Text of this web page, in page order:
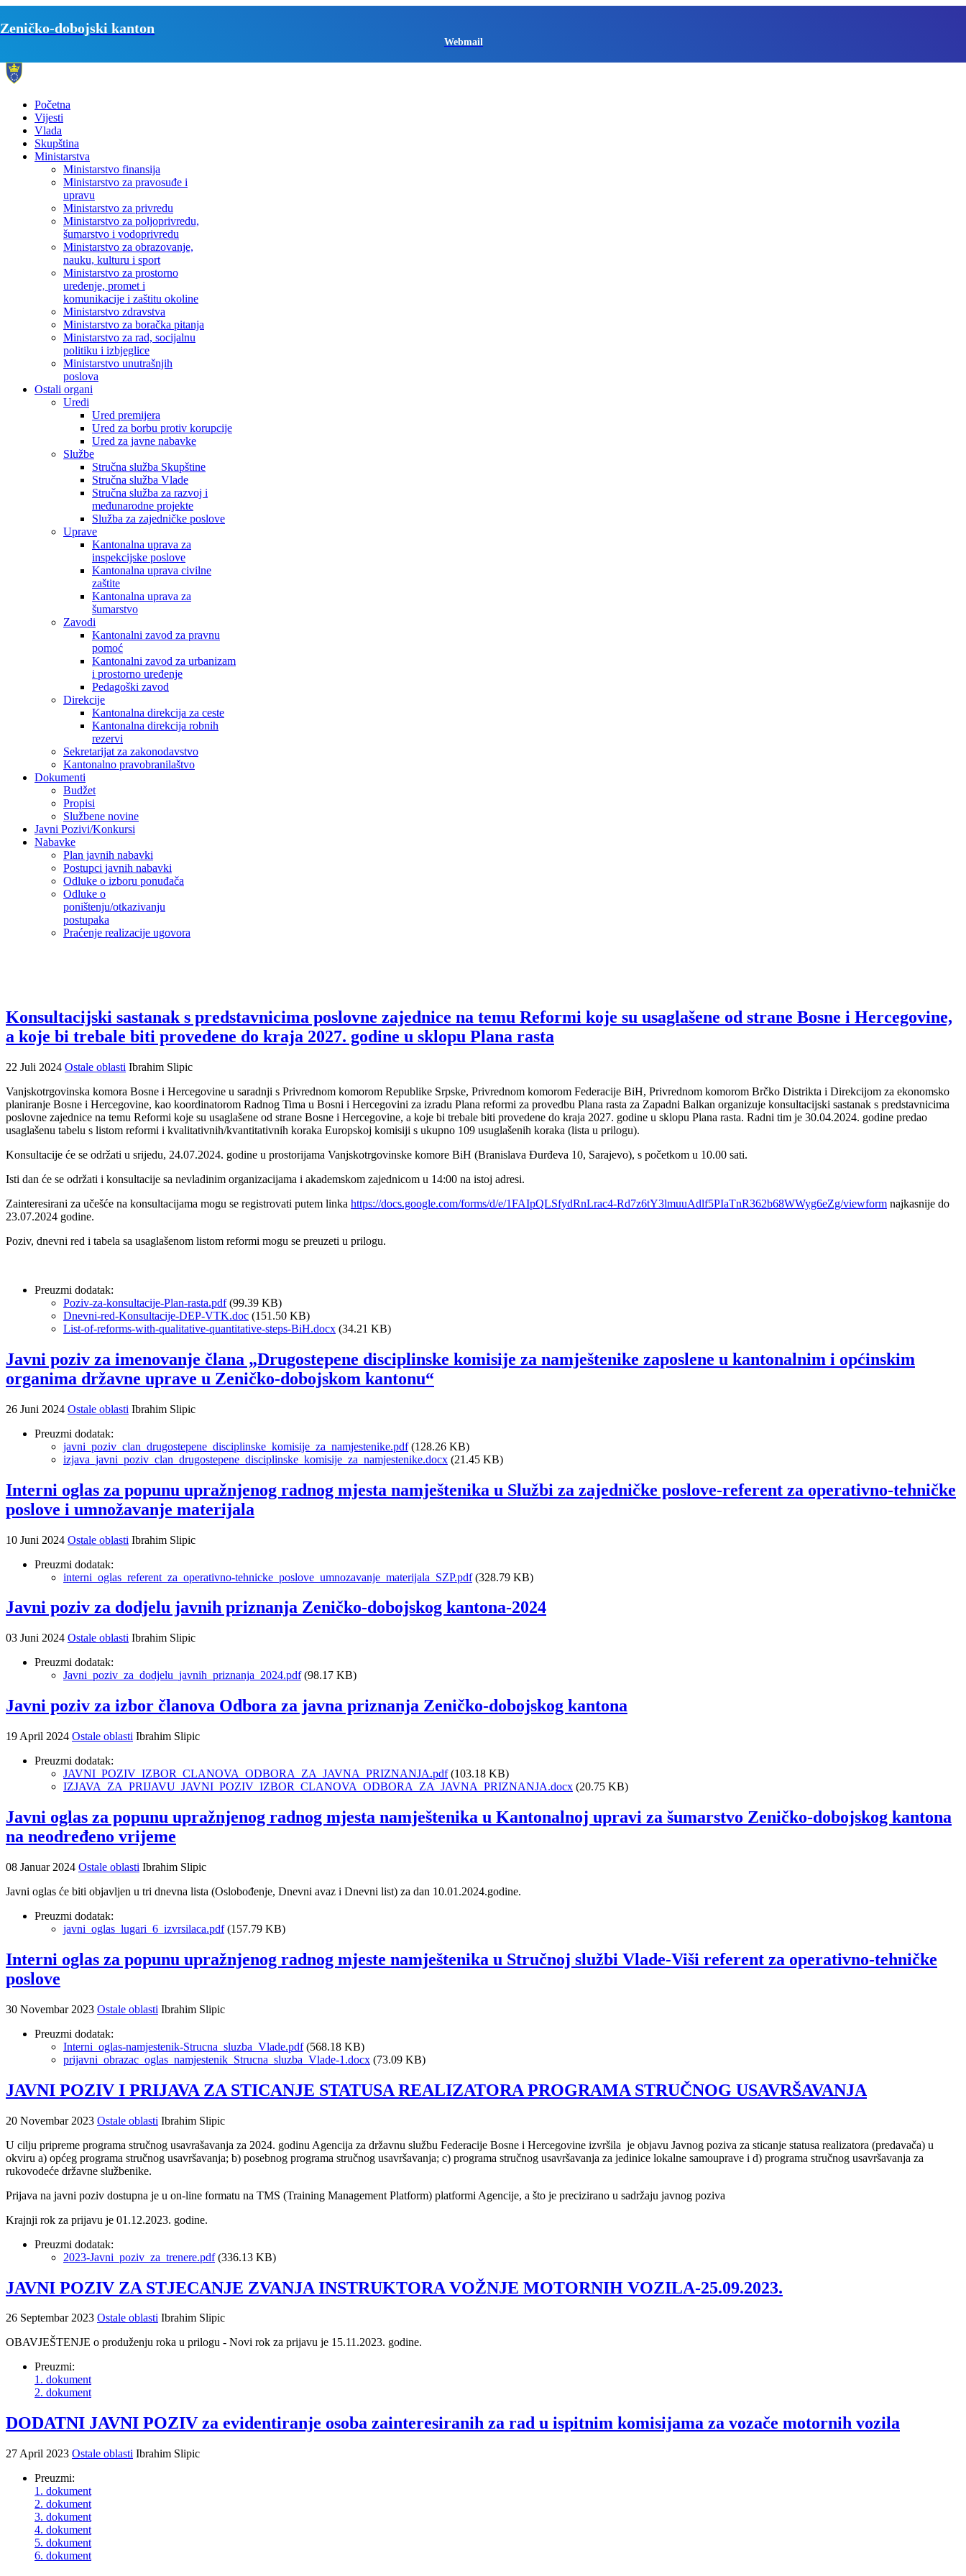
Zeničko-dobojski kanton
Webmail
Početna
Vijesti
Vlada
Skupština
Ministarstva
Ministarstvo finansija
Ministarstvo za pravosuđe i
upravu
Ministarstvo za privredu
Ministarstvo za poljoprivredu,
šumarstvo i vodoprivredu
Ministarstvo za obrazovanje,
nauku, kulturu i sport
Ministarstvo za prostorno
uređenje, promet i
komunikacije i zaštitu okoline
Ministarstvo zdravstva
Ministarstvo za boračka pitanja
Ministarstvo za rad, socijalnu
politiku i izbjeglice
Ministarstvo unutrašnjih
poslova
Ostali organi
Uredi
Ured premijera
Ured za borbu protiv korupcije
Ured za javne nabavke
Službe
Stručna služba Skupštine
Stručna služba Vlade
Stručna služba za razvoj i
međunarodne projekte
Služba za zajedničke poslove
Uprave
Kantonalna uprava za
inspekcijske poslove
Kantonalna uprava civilne
zaštite
Kantonalna uprava za
šumarstvo
Zavodi
Kantonalni zavod za pravnu
pomoć
Kantonalni zavod za urbanizam
i prostorno uređenje
Pedagoški zavod
Direkcije
Kantonalna direkcija za ceste
Kantonalna direkcija robnih
rezervi
Sekretarijat za zakonodavstvo
Kantonalno pravobranilaštvo
Dokumenti
Budžet
Propisi
Službene novine
Javni Pozivi/Konkursi
Nabavke
Plan javnih nabavki
Postupci javnih nabavki
Odluke o izboru ponuđača
Odluke o
poništenju/otkazivanju
postupaka
Praćenje realizacije ugovora
Konsultacijski sastanak s predstavnicima poslovne zajednice na temu Reformi koje su usaglašene od strane Bosne i Hercegovine,
a koje bi trebale biti provedene do kraja 2027. godine u sklopu Plana rasta
22 Juli 2024 Ostale oblasti Ibrahim Slipic
Vanjskotrgovinska komora Bosne i Hercegovine u saradnji s Privrednom komorom Republike Srpske, Privrednom komorom Federacije BiH, Privrednom komorom Brčko Distrikta i Direkcijom za ekonomsko
planiranje Bosne i Hercegovine, kao koordinatorom Radnog Tima u Bosni i Hercegovini za izradu Plana reformi za provedbu Plana rasta za Zapadni Balkan organizuje konsultacijski sastanak s predstavnicima
poslovne zajednice na temu Reformi koje su usaglašene od strane Bosne i Hercegovine, a koje bi trebale biti provedene do kraja 2027. godine u sklopu Plana rasta. Radni tim je 30.04.2024. godine predao
usaglašenu tabelu s listom reformi i kvalitativnih/kvantitativnih koraka Europskoj komisiji s ukupno 109 usuglašenih koraka (lista u prilogu).
Konsultacije će se održati u srijedu, 24.07.2024. godine u prostorijama Vanjskotrgovinske komore BiH (Branislava Đurđeva 10, Sarajevo), s početkom u 10.00 sati.
Isti dan će se održati i konsultacije sa nevladinim organizacijama i akademskom zajednicom u 14:00 na istoj adresi.
Zainteresirani za učešće na konsultacijama mogu se registrovati putem linka https://docs.google.com/forms/d/e/1FAIpQLSfydRnLrac4-Rd7z6tY3lmuuAdlf5PIaTnR362b68WWyg6eZg/viewform najkasnije do
23.07.2024 godine.
Poziv, dnevni red i tabela sa usaglašenom listom reformi mogu se preuzeti u prilogu.
Preuzmi dodatak:
Poziv-za-konsultacije-Plan-rasta.pdf(99.39 KB)
Dnevni-red-Konsultacije-DEP-VTK.doc (151.50 KB)
List-of-reforms-with-qualitative-quantitative-steps-BiH.docx (34.21 KB)
Javni poziv za imenovanje člana „Drugostepene disciplinske komisije za namještenike zaposlene u kantonalnim i općinskim
organima državne uprave u Zeničko-dobojskom kantonu“
26 Juni 2024 Ostale oblasti Ibrahim Slipic
Preuzmi dodatak:
javni_poziv_clan_drugostepene_disciplinske_komisije_za_namjestenike.pdf(128.26 KB)
izjava_javni_poziv_clan_drugostepene_disciplinske_komisije_za_namjestenike.docx (21.45 KB)
Interni oglas za popunu upražnjenog radnog mjesta namještenika u Službi za zajedničke poslove-referent za operativno-tehničke
poslove i umnožavanje materijala
10 Juni 2024 Ostale oblasti Ibrahim Slipic
Preuzmi dodatak:
interni_oglas_referent_za_operativno-tehnicke_poslove_umnozavanje_materijala_SZP.pdf(328.79 KB)
Javni poziv za dodjelu javnih priznanja Zeničko-dobojskog kantona-2024
03 Juni 2024 Ostale oblasti Ibrahim Slipic
Preuzmi dodatak:
Javni_poziv_za_dodjelu_javnih_priznanja_2024.pdf(98.17 KB)
Javni poziv za izbor članova Odbora za javna priznanja Zeničko-dobojskog kantona
19 April 2024 Ostale oblasti Ibrahim Slipic
Preuzmi dodatak:
JAVNI_POZIV_IZBOR_CLANOVA_ODBORA_ZA_JAVNA_PRIZNANJA.pdf(103.18 KB)
IZJAVA_ZA_PRIJAVU_JAVNI_POZIV_IZBOR_CLANOVA_ODBORA_ZA_JAVNA_PRIZNANJA.docx (20.75 KB)
Javni oglas za popunu upražnjenog radnog mjesta namještenika u Kantonalnoj upravi za šumarstvo Zeničko-dobojskog kantona
na neodređeno vrijeme
08 Januar 2024 Ostale oblasti Ibrahim Slipic
Javni oglas će biti objavljen u tri dnevna lista (Oslobođenje, Dnevni avaz i Dnevni list) za dan 10.01.2024.godine.
Preuzmi dodatak:
javni_oglas_lugari_6_izvrsilaca.pdf(157.79 KB)
Interni oglas za popunu upražnjenog radnog mjeste namještenika u Stručnoj službi Vlade-Viši referent za operativno-tehničke
poslove
30 Novembar 2023 Ostale oblasti Ibrahim Slipic
Preuzmi dodatak:
Interni_oglas-namjestenik-Strucna_sluzba_Vlade.pdf(568.18 KB)
prijavni_obrazac_oglas_namjestenik_Strucna_sluzba_Vlade-1.docx (73.09 KB)
JAVNI POZIV I PRIJAVA ZA STICANJE STATUSA REALIZATORA PROGRAMA STRUČNOG USAVRŠAVANJA
20 Novembar 2023 Ostale oblasti Ibrahim Slipic
U cilju pripreme programa stručnog usavrašavanja za 2024. godinu Agencija za državnu službu Federacije Bosne i Hercegovine izvršila je objavu Javnog poziva za sticanje statusa realizatora (predavača) u
okviru a) općeg programa stručnog usavršavanja; b) posebnog programa stručnog usavršavanja; c) programa stručnog usavršavanja za jedinice lokalne samouprave i d) programa stručnog usavršavanja za
rukovodeće državne službenike.
Prijava na javni poziv dostupna je u on-line formatu na TMS (Training Management Platform) platformi Agencije, a što je precizirano u sadržaju javnog poziva
Krajnji rok za prijavu je 01.12.2023. godine.
Preuzmi dodatak:
2023-Javni_poziv_za_trenere.pdf(336.13 KB)
JAVNI POZIV ZA STJECANJE ZVANJA INSTRUKTORA VOŽNJE MOTORNIH VOZILA-25.09.2023.
26 Septembar 2023 Ostale oblasti Ibrahim Slipic
OBAVJEŠTENJE o produženju roka u prilogu - Novi rok za prijavu je 15.11.2023. godine.
Preuzmi:
1. dokument
2. dokument
DODATNI JAVNI POZIV za evidentiranje osoba zainteresiranih za rad u ispitnim komisijama za vozače motornih vozila
27 April 2023 Ostale oblasti Ibrahim Slipic
Preuzmi:
1. dokument
2. dokument
3. dokument
4. dokument
5. dokument
6. dokument